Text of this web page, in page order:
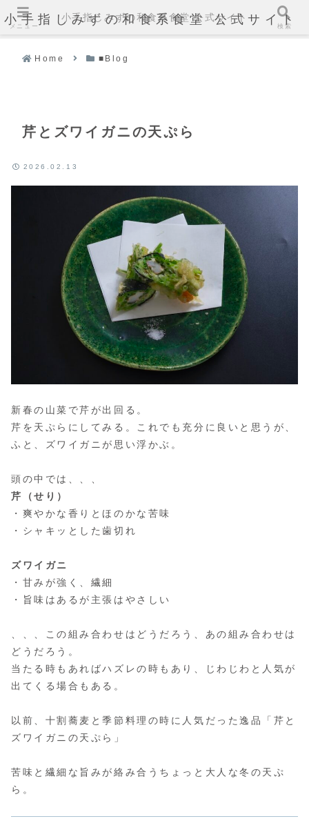
小手指しみずの和食系食堂 公式サイト
Home ■Blog
芹とズワイガニの天ぷら
2026.02.13
新春の山菜で芹が出回る。
芹を天ぷらにしてみる。これでも充分に良いと思うが、
ふと、ズワイガニが思い浮かぶ。
頭の中では、、、
芹（せり）
・爽やかな香りとほのかな苦味
・シャキッとした歯切れ
ズワイガニ
・甘みが強く、繊細
・旨味はあるが主張はやさしい
、、、この組み合わせはどうだろう、あの組み合わせは
どうだろう。
当たる時もあればハズレの時もあり、じわじわと人気が
出てくる場合もある。
以前、十割蕎麦と季節料理の時に人気だった逸品「芹と
ズワイガニの天ぷら」
苦味と繊細な旨みが絡み合うちょっと大人な冬の天ぷ
ら。
メニュー
小手指しみずの和食系食堂 公式サイト
検索